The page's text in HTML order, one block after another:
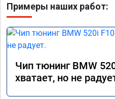
Примеры наших работ:
Чип тюнинг BMW
хватает, но не